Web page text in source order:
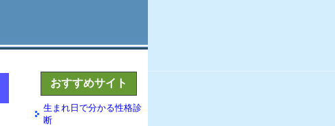
おすすめサイト
生まれ日で分かる性格診
断